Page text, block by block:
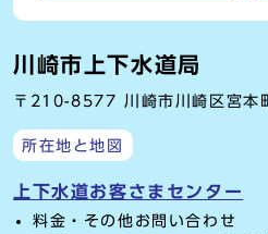
川崎市上下水道局
〒210-8577 川崎市川崎区宮本
所在地と地図
上下水道お客さまセンター
料金・その他お問い合わせ